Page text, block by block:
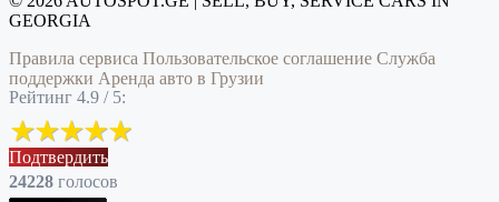
GEORGIA
Правила сервиса Пользовательское соглашение Служба
поддержки Аренда авто в Грузии
Рейтинг 4.9 / 5:
Подтвердить
24228 голоcов